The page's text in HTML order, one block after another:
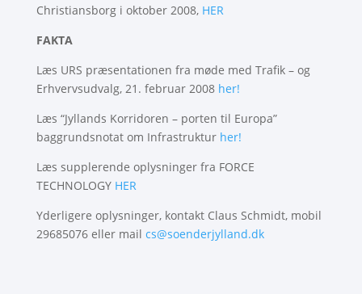
Christiansborg i oktober 2008, HER
FAKTA
Læs URS præsentationen fra møde med Trafik – og
Erhvervsudvalg, 21. februar 2008 her!
Læs “Jyllands Korridoren – porten til Europa”
baggrundsnotat om Infrastruktur her!
Læs supplerende oplysninger fra FORCE
TECHNOLOGY HER
Yderligere oplysninger, kontakt Claus Schmidt, mobil
29685076 eller mail cs@soenderjylland.dk